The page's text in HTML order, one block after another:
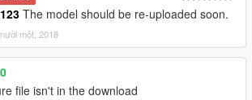
The model should be re-uploaded soon.
một, 2018
file isn't in the download